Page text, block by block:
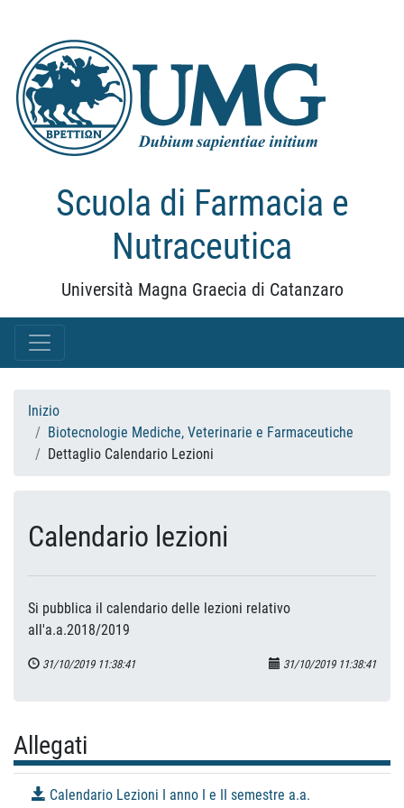
Scuola di Farmacia e
Nutraceutica
Università Magna Graecia di Catanzaro
Inizio
Biotecnologie Mediche, Veterinarie e Farmaceutiche
Dettaglio Calendario Lezioni
Calendario lezioni
Si pubblica il calendario delle lezioni relativo
all'a.a.2018/2019
31/10/2019 11:38:41 31/10/2019 11:38:41
Allegati
Calendario Lezioni I anno I e II semestre a.a.